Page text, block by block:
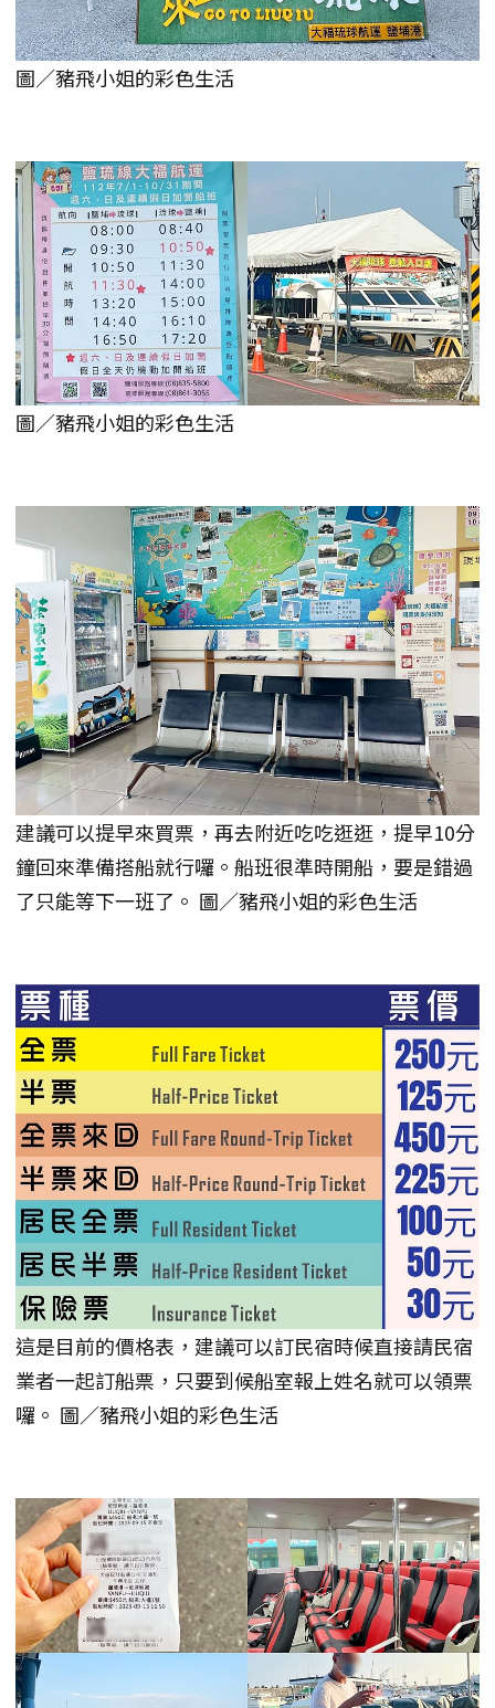
圖／豬飛小姐的彩色生活
圖／豬飛小姐的彩色生活
建議可以提早來買票，再去附近吃吃逛逛，提早10分
鐘回來準備搭船就行囉。船班很準時開船，要是錯過
了只能等下一班了。 圖／豬飛小姐的彩色生活
這是目前的價格表，建議可以訂民宿時候直接請民宿
業者一起訂船票，只要到候船室報上姓名就可以領票
囉。 圖／豬飛小姐的彩色生活